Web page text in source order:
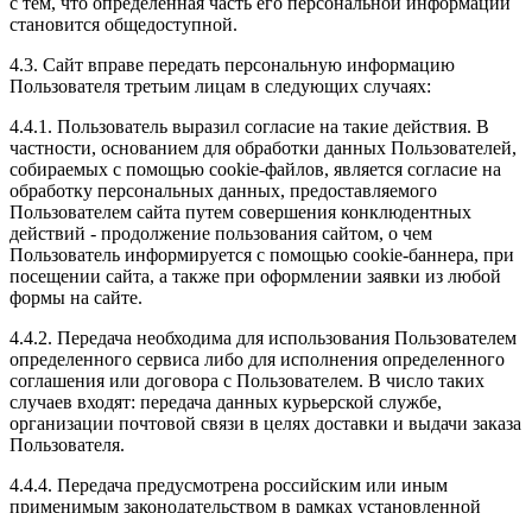
становится общедоступной.
4.3. Сайт вправе передать персональную информацию
Пользователя третьим лицам в следующих случаях:
4.4.1. Пользователь выразил согласие на такие действия. В
частности, основанием для обработки данных Пользователей,
собираемых с помощью cookie-файлов, является согласие на
обработку персональных данных, предоставляемого
Пользователем сайта путем совершения конклюдентных
действий - продолжение пользования сайтом, о чем
Пользователь информируется с помощью cookie-баннера, при
посещении сайта, а также при оформлении заявки из любой
формы на сайте.
4.4.2. Передача необходима для использования Пользователем
определенного сервиса либо для исполнения определенного
соглашения или договора с Пользователем. В число таких
случаев входят: передача данных курьерской службе,
организации почтовой связи в целях доставки и выдачи заказа
Пользователя.
4.4.4. Передача предусмотрена российским или иным
применимым законодательством в рамках установленной